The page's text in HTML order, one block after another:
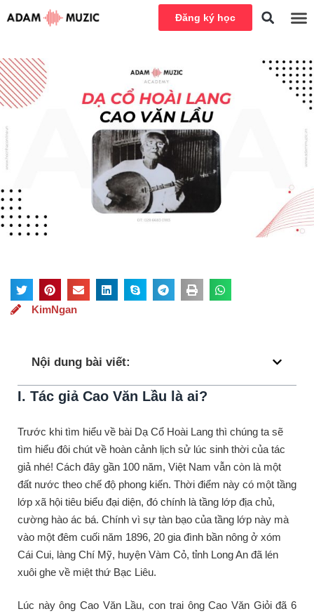
Đăng ký học
KimNgan
Nội dung bài viết:
I. Tác giả Cao Văn Lầu là ai?
Trước khi tìm hiểu về bài Dạ Cổ Hoài Lang thì chúng ta sẽ
tìm hiểu đôi chút về hoàn cảnh lịch sử lúc sinh thời của tác
giả nhé! Cách đây gần 100 năm, Việt Nam vẫn còn là một
đất nước theo chế độ phong kiến. Thời điểm này có một tầng
lớp xã hội tiêu biểu đại diện, đó chính là tầng lớp địa chủ,
cường hào ác bá. Chính vì sự tàn bạo của tầng lớp này mà
vào một đêm cuối năm 1896, 20 gia đình bần nông ở xóm
Cái Cui, làng Chí Mỹ, huyện Vàm Cỏ, tỉnh Long An đã lén
xuôi ghe về miệt thứ Bạc Liêu.
Lúc này ông Cao Văn Lầu, con trai ông Cao Văn Giỏi đã 6